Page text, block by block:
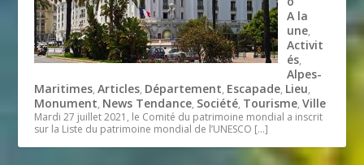
A la
une,
Activit
és,
Alpes-
Maritimes,Articles, Département, Escapade, Lieu,
Monument, News Tendance, Société, Tourisme,Ville
Mardi 27 juillet 2021, le Comité du patrimoine mondial a inscrit
sur la Liste du patrimoine mondial de l’UNESCO […]